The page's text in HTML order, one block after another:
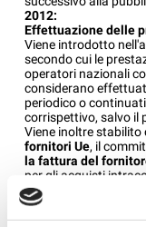
2012:
Effettuazione delle
Viene introdotto
secondo cui le
operatori nazionali
considerano
periodico o
corrispettivo, salvo il
Viene inoltre stabilito
fornitori Ue, il
la fattura del
per gli acquisti
Resta fermo che per
committente
(compilando